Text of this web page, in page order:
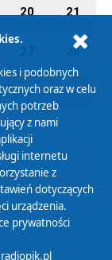
20 21
28
03 04
i podobnych
oraz w celu
potrzeb
z nami
internetu
z
dotyczących
urządzenia.
prywatności